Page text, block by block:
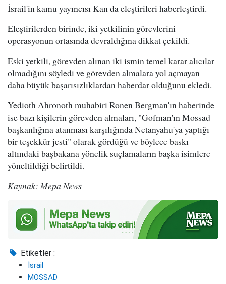
İsrail'in kamu yayıncısı Kan da eleştirileri haberleştirdi.
Eleştirilerden birinde, iki yetkilinin görevlerini
operasyonun ortasında devraldığına dikkat çekildi.
Eski yetkili, görevden alınan iki ismin temel karar alıcılar
olmadığını söyledi ve görevden almalara yol açmayan
daha büyük başarısızlıklardan haberdar olduğunu ekledi.
Yedioth Ahronoth muhabiri Ronen Bergman'ın haberinde
ise bazı kişilerin görevden almaları, "Gofman'ın Mossad
başkanlığına atanması karşılığında Netanyahu'ya yaptığı
bir teşekkür jesti" olarak gördüğü ve böylece baskı
altındaki başbakana yönelik suçlamaların başka isimlere
yöneltildiği belirtildi.
Kaynak: Mepa News
Etiketler :
İsrail
MOSSAD